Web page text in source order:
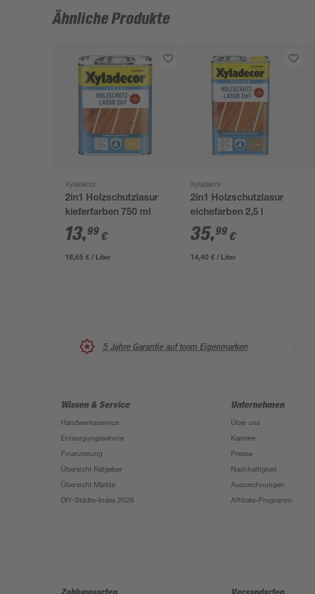
Ähnliche Produkte
Xyladecor
2in1 Holzschutzlasur
kieferfarben 750 ml
13,99 €
18,65 € / Liter
Xyladecor
2in1 Holzschutzlasur
eichefarben 2,5 l
35,99 €
14,40 € / Liter
5 Jahre Garantie auf toom Eigenmarken
Wissen & Service
Handwerksservice
Entsorgungsservice
Finanzierung
Übersicht Ratgeber
Übersicht Märkte
DIY-Städte-Index 2026
Unternehmen
Über uns
Karriere
Presse
Nachhaltigkeit
Auszeichnungen
Affiliate-Programm
Zahlungsarten Versandarten